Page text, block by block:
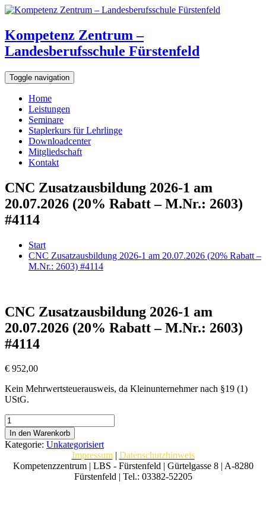
Kompetenz Zentrum –
Landesberufsschule Fürstenfeld
Toggle navigation
Home
Leistungen
Seminare
Staplerkurs für Lehrlinge
Downloadcenter
Mitgliedschaft
Kontakt
CNC Zusatzausbildung 2026-1 am
20.07.2026 (20% Rabatt – M.Nr.: 2603)
#4114
Start
CNC Zusatzausbildung 2026-1 am 20.07.2026 (20% Rabatt –
M.Nr.: 2603) #4114
CNC Zusatzausbildung 2026-1 am
20.07.2026 (20% Rabatt – M.Nr.: 2603)
#4114
€ 952,00
Kein Mehrwertsteuerausweis, da Kleinunternehmer nach §19 (1)
UStG.
CNC
Zusatzausbildung
2026-
1
am
20.07.2026
In den Warenkorb
Kategorie: Unkategorisiert
Impressum| Datenschutzhinweis
Kompetenzzentrum | LBS - Fürstenfeld | Gürtelgasse 8 | A-8280
Fürstenfeld | Tel.: 03382-52205